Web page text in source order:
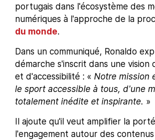
portugais dans l'écosystème des
numériques à l'approche de la
du monde.
Dans un communiqué, Ronaldo
démarche s'inscrit dans une vision
et d'accessibilité : « Notre mission
le sport accessible à tous, d'une
totalement inédite et inspirante. »
Il ajoute qu'il veut amplifier la
l'engagement autour des